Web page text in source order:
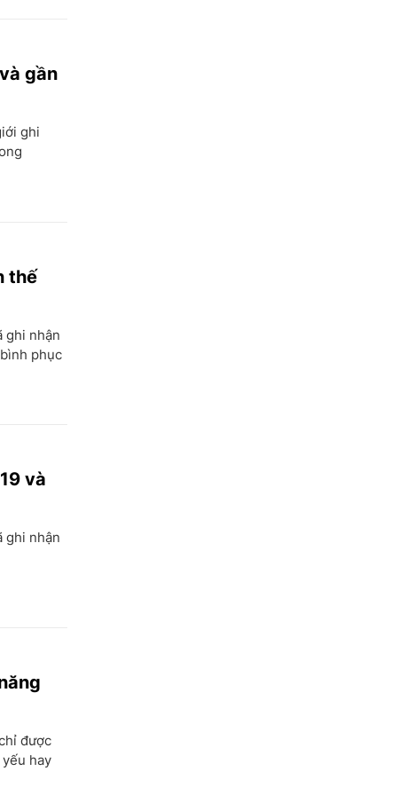
gần
ghi
thế
ghi nhận
phục
và
ghi nhận
được
hay